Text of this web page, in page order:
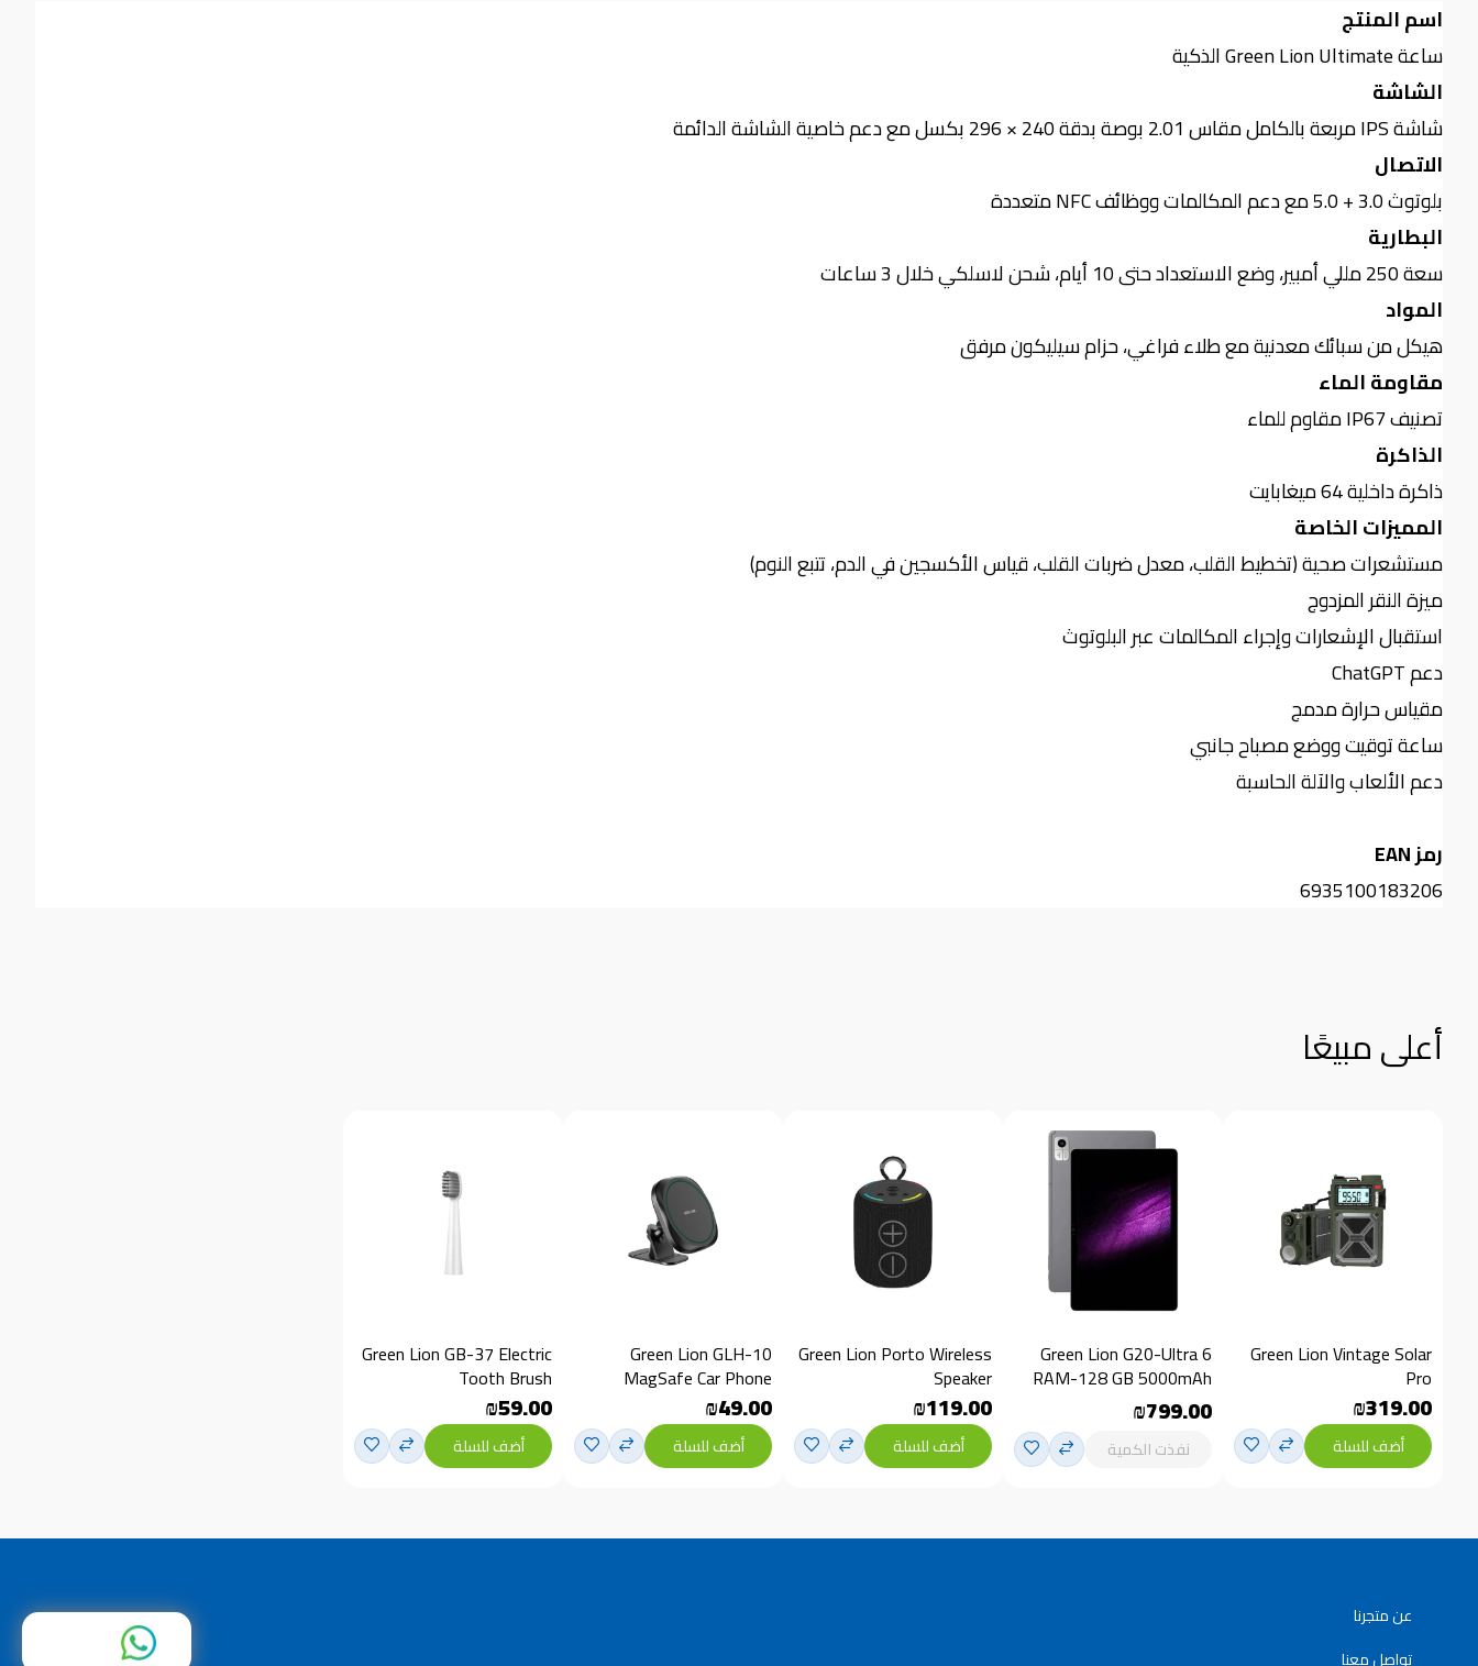
اسم المنتج
ساعة
الذكية
الشاشة
شاشة
مربعة بالكامل مقاس 2.01 بوصة بدقة 240 × 296 بكسل مع دعم خاصية الشاشة الدائمة
الاتصال
بلوتوث 3.0 + 5.0 مع دعم المكالمات ووظائف
متعددة
البطارية
سعة 250 مللي أمبير، وضع الاستعداد حتى 10 أيام، شحن لاسلكي خلال 3 ساعات
المواد
هيكل من سبائك معدنية مع طلاء فراغي، حزام سيليكون مرفق
مقاومة الماء
تصنيف
مقاوم للماء
الذاكرة
ذاكرة داخلية 64 ميغابايت
المميزات الخاصة
مستشعرات صحية (تخطيط القلب، معدل ضربات القلب، قياس الأكسجين في الدم، تتبع النوم)
ميزة النقر المزدوج
استقبال الإشعارات وإجراء المكالمات عبر البلوتوث
دعم
مقياس حرارة مدمج
ساعة توقيت ووضع مصباح جانبي
دعم الألعاب والآلة الحاسبة
رمزEAN
6935100183206
أعلى مبيعًا
Green Lion Vintage Solar
Pro
₪319.00
أضف للسلة
Green Lion G20-Ultra 6
RAM-128 GB 5000mAh
₪799.00
نفذت الكمية
Green Lion Porto Wireless
Speaker
₪119.00
أضف للسلة
Green Lion GLH-10
MagSafe Car Phone
Holder
₪49.00
أضف للسلة
Green Lion GB-37 Electric
Tooth Brush
₪59.00
أضف للسلة
عن متجرنا
تواصل معنا